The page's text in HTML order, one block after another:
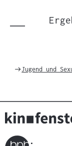
Weiter
Jugend und